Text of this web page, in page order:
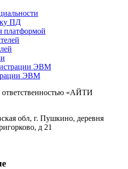
ПД
платформой
ЭВМ
ЭВМ
«АЙТИ
обл, г. Пушкино, деревня
д 21